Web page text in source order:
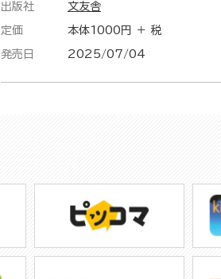
出版社 文友舎
定価 本体1000円 ＋ 税
発売日 2025/07/04